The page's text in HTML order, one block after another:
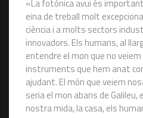
«La fotònica avui és
eina de treball molt
ciència i a molts sectors
innovadors. Els humans, al
entendre el mon que no
instruments que hem anat
ajudant. El món que veiem
seria el mon abans de Galileu,
nostra mida, la casa, els